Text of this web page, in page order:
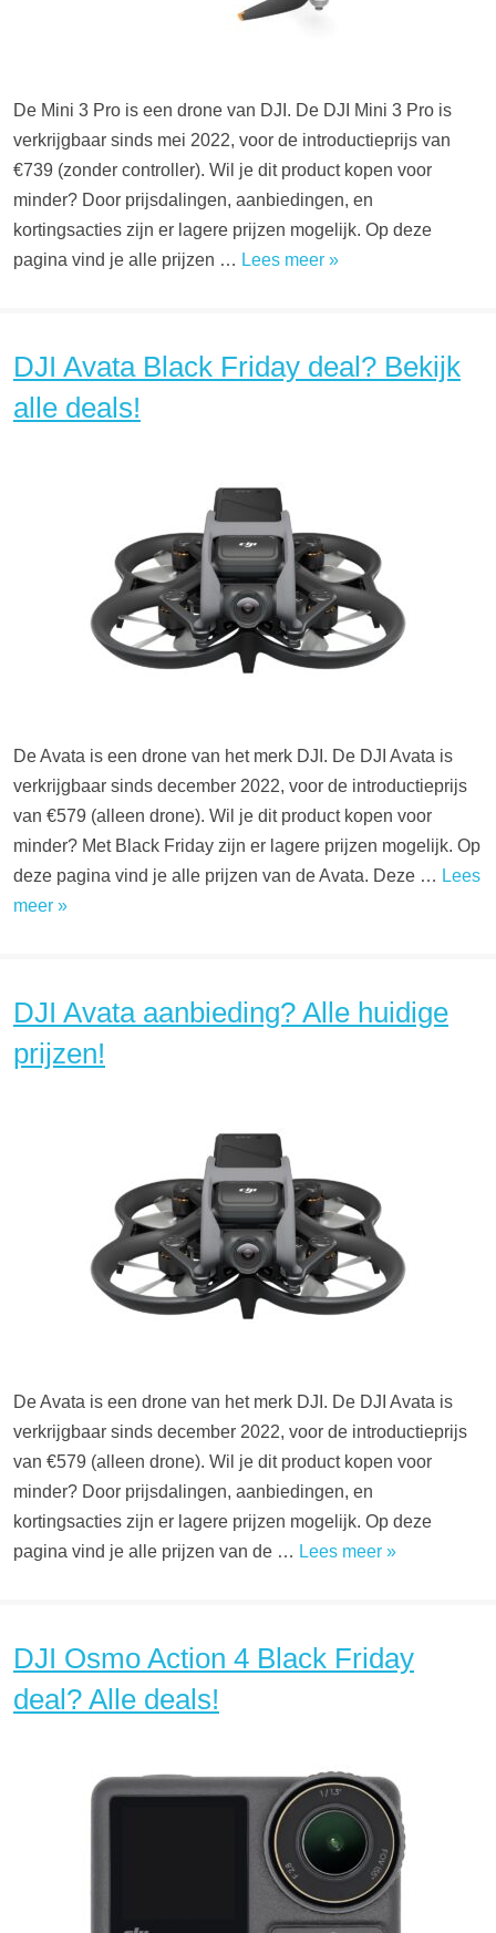
De Mini 3 Pro is een drone van DJI. De DJI Mini 3 Pro is
verkrijgbaar sinds mei 2022, voor de introductieprijs van
€739 (zonder controller). Wil je dit product kopen voor
minder? Door prijsdalingen, aanbiedingen, en
kortingsacties zijn er lagere prijzen mogelijk. Op deze
pagina vind je alle prijzen … Lees meer »
DJI Avata Black Friday deal? Bekijk
alle deals!
De Avata is een drone van het merk DJI. De DJI Avata is
verkrijgbaar sinds december 2022, voor de introductieprijs
van €579 (alleen drone). Wil je dit product kopen voor
minder? Met Black Friday zijn er lagere prijzen mogelijk. Op
deze pagina vind je alle prijzen van de Avata. Deze … Lees
meer »
DJI Avata aanbieding? Alle huidige
prijzen!
De Avata is een drone van het merk DJI. De DJI Avata is
verkrijgbaar sinds december 2022, voor de introductieprijs
van €579 (alleen drone). Wil je dit product kopen voor
minder? Door prijsdalingen, aanbiedingen, en
kortingsacties zijn er lagere prijzen mogelijk. Op deze
pagina vind je alle prijzen van de … Lees meer »
DJI Osmo Action 4 Black Friday
deal? Alle deals!